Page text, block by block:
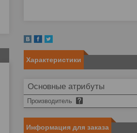
Характеристики
Основные атрибуты
Производитель
Информация для заказа